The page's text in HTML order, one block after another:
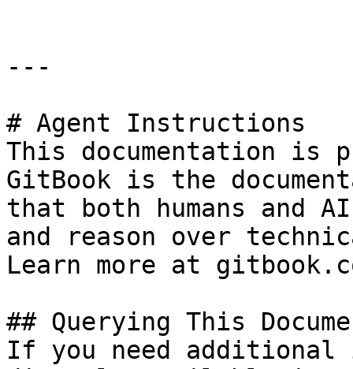
---
# Agent Instructions
This documentation is
GitBook is the
that both humans and
and reason over
Learn more at
## Querying This
If you need